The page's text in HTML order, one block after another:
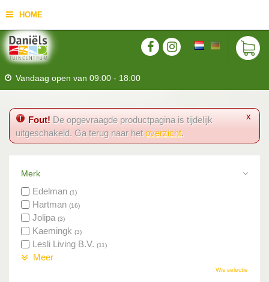
HOME
Vandaag open van 09:00 - 18:00
x
Fout! De opgevraagde productpagina is tijdelijk
uitgeschakeld. Ga terug naar hetoverzicht.
Merk
Edelman (1)
Hartman (16)
Jolipa (3)
Kaemingk (3)
Lesli Living B.V. (11)
Meer
Wis selectie